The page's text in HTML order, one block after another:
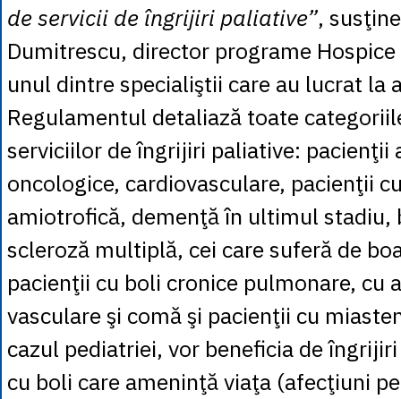
de servicii de îngrijiri paliative”,
Dumitrescu, director programe Hospice
unul dintre specialiştii care au lucrat la
Regulamentul detaliază toate
serviciilor de îngrijiri paliative: pacienţii
oncologice, cardiovasculare, pacienţii
amiotrofică, demenţă în ultimul stadiu,
scleroză multiplă, cei care suferă de
pacienţii cu boli cronice pulmonare, cu
vasculare şi comă şi pacienţii cu
cazul pediatriei, vor beneficia de
cu boli care ameninţă viaţa (afecţiuni